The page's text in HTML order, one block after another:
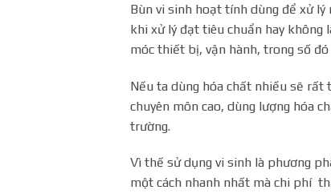
Bùn vi sinh hoạt tính dùng để xử
khi xử lý đạt tiêu chuẩn hay không
móc thiết bị, vận hành, trong số
Nếu ta dùng hóa chất nhiều sẽ rất
chuyên môn cao, dùng lượng hóa
trường.
Vì thế sử dụng vi sinh là phương
một cách nhanh nhất mà chi phí